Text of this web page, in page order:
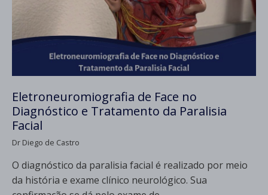
Eletroneuromiografia de Face no
Diagnóstico e Tratamento da Paralisia
Facial
Dr Diego de Castro
O diagnóstico da paralisia facial é realizado por meio
da história e exame clínico neurológico. Sua